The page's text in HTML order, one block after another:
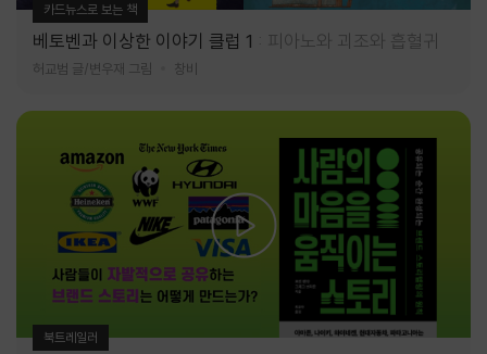
카드뉴스로 보는 책
베토벤과 이상한 이야기 클럽 1 피아노와 괴조와 흡혈귀
허교범 글/변우재 그림 창비
북트레일러